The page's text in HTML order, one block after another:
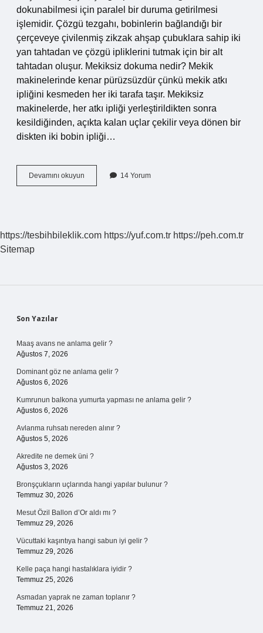
dokunabilmesi için paralel bir duruma getirilmesi
işlemidir. Çözgü tezgahı, bobinlerin bağlandığı bir
çerçeveye çivilenmiş zikzak ahşap çubuklara sahip iki
yan tahtadan ve çözgü ipliklerini tutmak için bir alt
tahtadan oluşur. Mekiksiz dokuma nedir? Mekik
makinelerinde kenar pürüzsüzdür çünkü mekik atkı
ipliğini kesmeden her iki tarafa taşır. Mekiksiz
makinelerde, her atkı ipliği yerleştirildikten sonra
kesildiğinden, açıkta kalan uçlar çekilir veya dönen bir
diskten iki bobin ipliği…
Devamını okuyun Tefeleme
Ne
14 Yorum
https://tesbihbileklik.com https://yuf.com.tr https://peh.com.tr
Sitemap
Sidebar
Son Yazılar
Maaş avans ne anlama gelir ?
Ağustos 7, 2026
Dominant göz ne anlama gelir ?
Ağustos 6, 2026
Kumrunun balkona yumurta yapması ne anlama gelir ?
Ağustos 6, 2026
Avlanma ruhsatı nereden alınır ?
Ağustos 5, 2026
Akredite ne demek üni ?
Ağustos 3, 2026
Bronşçukların uçlarında hangi yapılar bulunur ?
Temmuz 30, 2026
Mesut Özil Ballon d’Or aldı mı ?
Temmuz 29, 2026
Vücuttaki kaşıntıya hangi sabun iyi gelir ?
Temmuz 29, 2026
Kelle paça hangi hastalıklara iyidir ?
Temmuz 25, 2026
Asmadan yaprak ne zaman toplanır ?
Temmuz 21, 2026